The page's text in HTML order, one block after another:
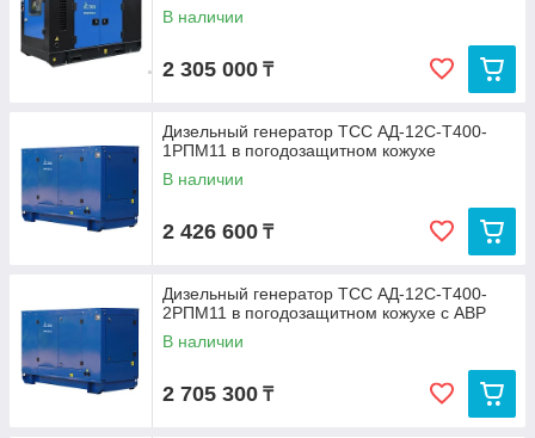
В наличии
2 305 000 ₸
Дизельный генератор ТСС АД-12С-Т400-
1РПМ11 в погодозащитном кожухе
В наличии
2 426 600 ₸
Дизельный генератор ТСС АД-12С-Т400-
2РПМ11 в погодозащитном кожухе с АВР
В наличии
2 705 300 ₸